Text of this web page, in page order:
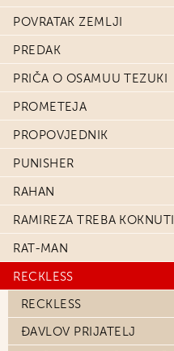
POVRATAK ZEMLJI
PREDAK
PRIČA O OSAMUU TEZUKI
PROMETEJA
PROPOVJEDNIK
PUNISHER
RAHAN
RAMIREZA TREBA KOKNUTI
RAT-MAN
RECKLESS
RECKLESS
ĐAVLOV PRIJATELJ